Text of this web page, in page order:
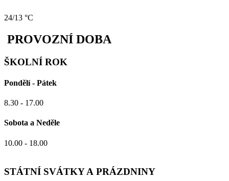
24/13 °C
PROVOZNÍ DOBA
ŠKOLNÍ ROK
Pondělí - Pátek
8.30 - 17.00
Sobota a Neděle
10.00 - 18.00
STÁTNÍ SVÁTKY A PRÁZDNINY